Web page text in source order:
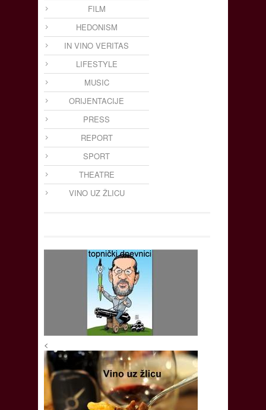
FILM
HEDONISM
IN VINO VERITAS
LIFESTYLE
MUSIC
ORIJENTACIJE
PRESS
REPORT
SPORT
THEATRE
VINO UZ ŽLICU
<